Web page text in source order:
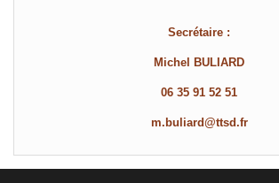
Secrétaire :
Michel BULIARD
06 35 91 52 51
m.buliard@ttsd.fr